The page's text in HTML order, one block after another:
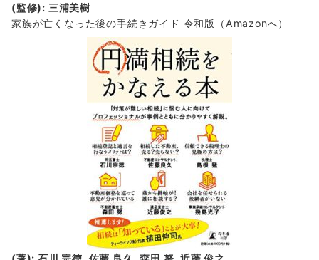
(監修): 三浦美樹
家族が亡くなった後の手続きガイド 令和版（Amazonへ）